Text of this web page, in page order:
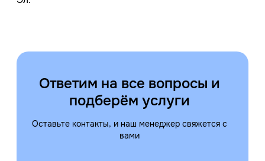
Ответим на все вопросы и
подберём услуги
Оставьте контакты, и наш менеджер свяжется с
вами